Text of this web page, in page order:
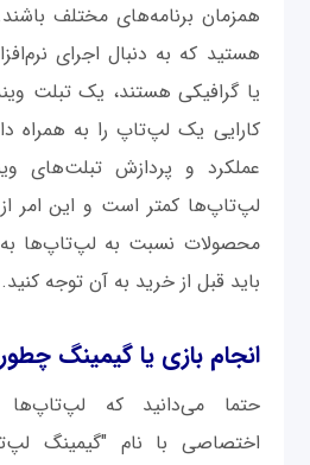
همزمان برنامه‌های مختلف باشند.
هستید که به دنبال اجرای
یا گرافیکی هستند، یک تبلت
کارایی یک لپ‌تاپ را به
عملکرد و پردازش تبلت‌های
لپ‌تاپ‌ها کمتر است و این امر
محصولات نسبت به لپ‌تاپ‌ها
باید قبل از خرید به آن توجه کنید.
انجام بازی یا گیمینگ
حتما می‌دانید که
اختصاصی با نام "گیمینگ